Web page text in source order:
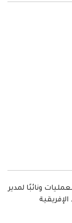
ونائبًا لمدير